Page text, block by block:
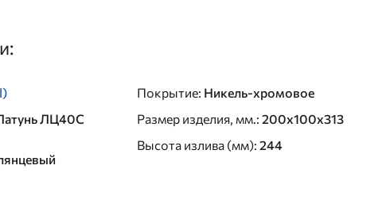
ЛЦ40C
Покрытие: Никель-хромовое
Размер изделия, мм.: 200x100x313
Высота излива (мм): 244